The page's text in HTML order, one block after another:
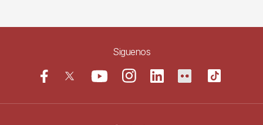
Siguenos